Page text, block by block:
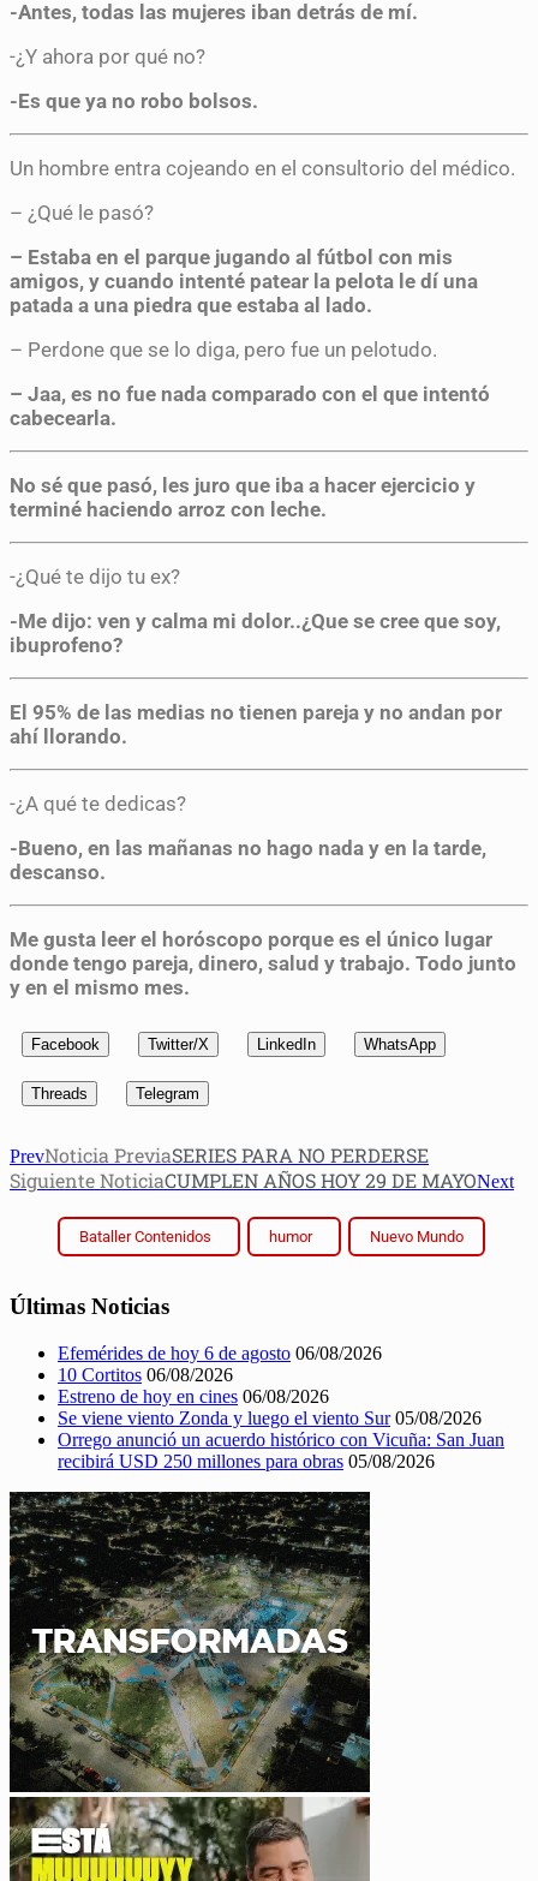
-Antes, todas las mujeres iban detrás de mí.
-¿Y ahora por qué no?
-Es que ya no robo bolsos.
Un hombre entra cojeando en el consultorio del médico.
– ¿Qué le pasó?
– Estaba en el parque jugando al fútbol con mis
amigos, y cuando intenté patear la pelota le dí una
patada a una piedra que estaba al lado.
– Perdone que se lo diga, pero fue un pelotudo.
– Jaa, es no fue nada comparado con el que intentó
cabecearla.
No sé que pasó, les juro que iba a hacer ejercicio y
terminé haciendo arroz con leche.
-¿Qué te dijo tu ex?
-Me dijo: ven y calma mi dolor..¿Que se cree que soy,
ibuprofeno?
El 95% de las medias no tienen pareja y no andan por
ahí llorando.
-¿A qué te dedicas?
-Bueno, en las mañanas no hago nada y en la tarde,
descanso.
Me gusta leer el horóscopo porque es el único lugar
donde tengo pareja, dinero, salud y trabajo. Todo junto
y en el mismo mes.
Facebook Twitter/X LinkedIn WhatsApp
Threads Telegram
PrevNoticia PreviaSERIES PARA NO PERDERSE
Siguiente NoticiaCUMPLEN AÑOS HOY 29 DE MAYONext
Bataller Contenidos humor Nuevo Mundo
Últimas Noticias
Efemérides de hoy 6 de agosto 06/08/2026
10 Cortitos 06/08/2026
Estreno de hoy en cines 06/08/2026
Se viene viento Zonda y luego el viento Sur 05/08/2026
Orrego anunció un acuerdo histórico con Vicuña: San Juan
recibirá USD 250 millones para obras 05/08/2026